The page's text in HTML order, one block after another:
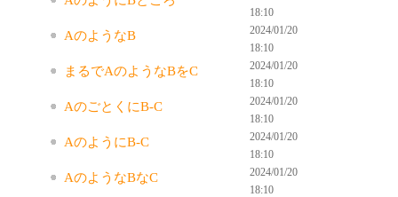
18:10
AのようなB
2024/01/20
18:10
まるでAのようなBをC
2024/01/20
18:10
AのごとくにB-C
2024/01/20
18:10
AのようにB-C
2024/01/20
18:10
AのようなBなC
2024/01/20
18:10